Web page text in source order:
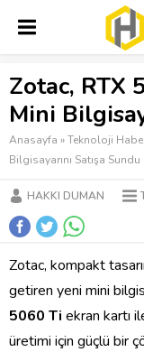
Zotac, RTX
Mini
Anasayfa »Teknoloji
Bilgisayarını Satışa Sundu
HAKKI DUMAN
Zotac, kompakt
getiren yeni mini
5060 Ti ekran kartı
üretimi için güçlü bir